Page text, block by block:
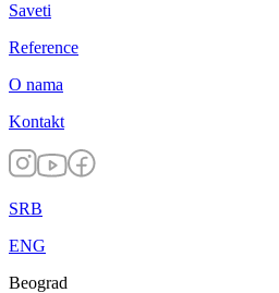
Saveti
Reference
O nama
Kontakt
SRB
ENG
Beograd